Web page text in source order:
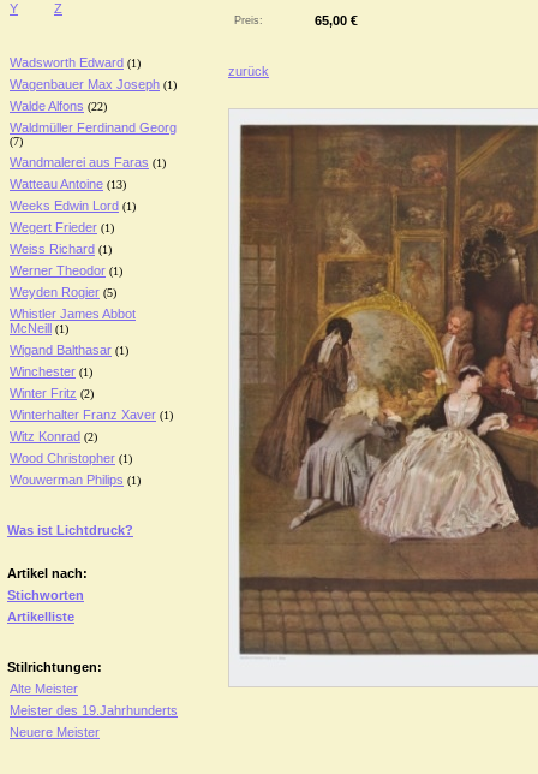
Y
Z
Wadsworth Edward (1)
Wagenbauer Max Joseph (1)
Walde Alfons (22)
Waldmüller Ferdinand Georg
(7)
Wandmalerei aus Faras (1)
Watteau Antoine (13)
Weeks Edwin Lord (1)
Wegert Frieder (1)
Weiss Richard (1)
Werner Theodor (1)
Weyden Rogier (5)
Whistler James Abbot
McNeill (1)
Wigand Balthasar (1)
Winchester (1)
Winter Fritz (2)
Winterhalter Franz Xaver (1)
Witz Konrad (2)
Wood Christopher (1)
Wouwerman Philips (1)
Was ist Lichtdruck?
Artikel nach:
Stichworten
Artikelliste
Stilrichtungen:
Alte Meister
Meister des 19.Jahrhunderts
Neuere Meister
Preis: 65,00 €
zurück